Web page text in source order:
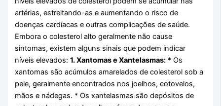
artérias, estreitando-as e aumentando o risco de
doenças cardíacas e outras complicações de saúde.
Embora o colesterol alto geralmente não cause
sintomas, existem alguns sinais que podem indicar
níveis elevados:1. Xantomas e Xantelasmas: * Os
xantomas são acúmulos amarelados de colesterol sob a
pele, geralmente encontrados nos joelhos, cotovelos,
mãos e nádegas. * Os xantelasmas são depósitos de